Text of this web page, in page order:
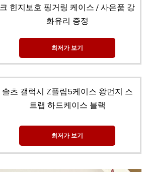
크 힌지보호 핑거링 케이스 / 사은품 강
화유리 증정
최저가 보기
솔츠 갤럭시 Z플립5케이스 왕먼지 스
트랩 하드케이스 블랙
최저가 보기